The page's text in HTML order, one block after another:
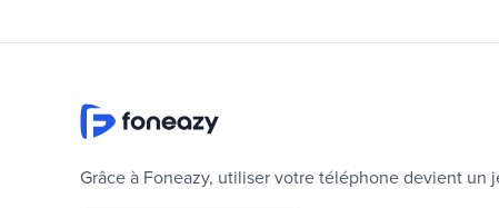
Grâce à Foneazy, utiliser votre téléphone devient un